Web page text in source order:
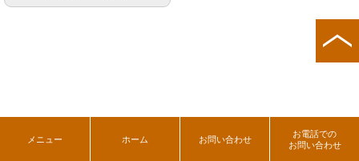
メニュー ホーム お問い合わせ
お電話での
お問い合わせ